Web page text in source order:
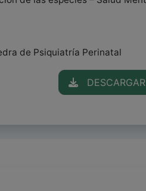
de Psiquiatría Perinatal
DESCARGAR